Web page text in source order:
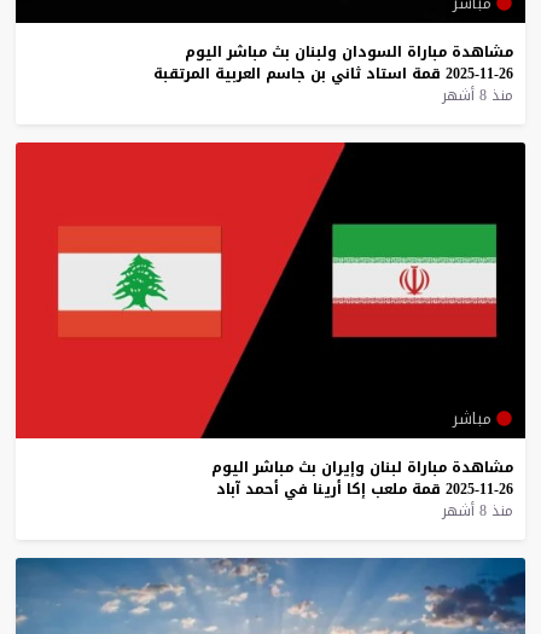
مشاهدة مباراة السودان ولبنان بث مباشر اليوم
26-11-2025
قمة استاد ثاني بن جاسم العربية المرتقبة
منذ 8 أشهر
مباشر
مشاهدة مباراة لبنان وإيران بث مباشر اليوم
26-11-2025
قمة ملعب إكا أرينا في أحمد آباد
منذ 8 أشهر